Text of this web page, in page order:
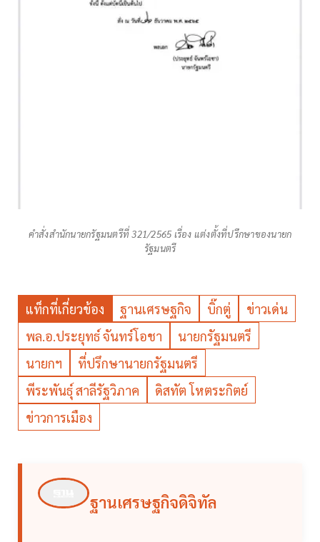
คำสั่งสำนักนายกรัฐมนตรีที่ 321/2565 เรื่อง แต่งตั้งที่ปรึกษาของนายก
รัฐมนตรี
แท็กที่เกี่ยวข้อง ฐานเศรษฐกิจ บิ๊กตู่
ข่าวเด่น
พล.อ.ประยุทธ์ จันทร์โอชา
นายกรัฐมนตรี
นายกฯ
ที่ปรึกษานายกรัฐมนตรี
พีระพันธุ์ สาลีรัฐวิภาค
ดิสทัต โหตระกิตย์
ข่าวการเมือง
ฐานเศรษฐกิจดิจิทัล